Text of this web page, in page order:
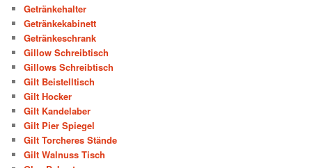
Getränkehalter
Getränkekabinett
Getränkeschrank
Gillow Schreibtisch
Gillows Schreibtisch
Gilt Beistelltisch
Gilt Hocker
Gilt Kandelaber
Gilt Pier Spiegel
Gilt Torcheres Stände
Gilt Walnuss Tisch